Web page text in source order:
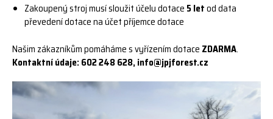
Zakoupený stroj musí sloužit účelu dotace 5 letod data
převedení dotace na účet příjemce dotace
Našim zákazníkům pomáháme s vyřízením dotace ZDARMA.
Kontaktní údaje: 602 248 628,info@jpjforest.cz